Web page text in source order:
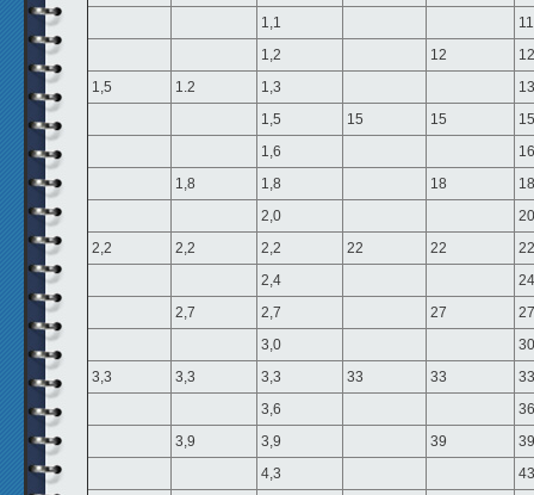
1,1
11
1,2
12
12
1,5
1.2 1,3
13
1,5
15 15
15
1,6
16
1,8
1,8 18
18
2,0
20
2,2
2,2 2,2 22 22
22
2,4
24
2,7
2,7 27
27
3,0
30
3,3
3,3 3,3 33 33
33
3,6
36
3,9
3,9 39
39
4,3
43